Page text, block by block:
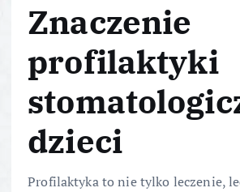
Znaczenie
profilaktyki
dzieci
Profilaktyka to nie tylko leczenie,